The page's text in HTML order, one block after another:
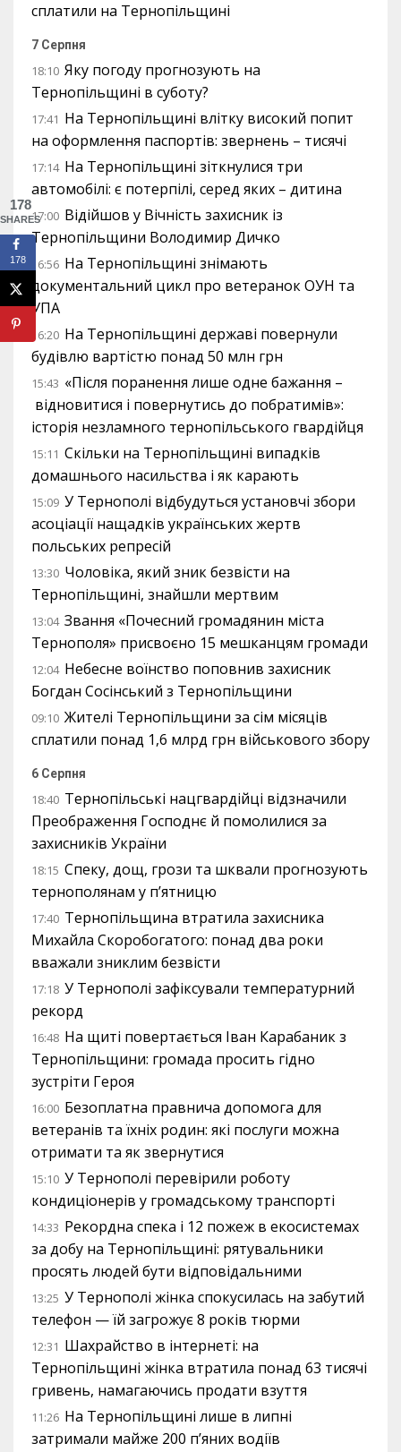
сплатили на Тернопільщині
7 Серпня
18:10 Яку погоду прогнозують на
Тернопільщині в суботу?
17:41 На Тернопільщині влітку високий попит
на оформлення паспортів: звернень – тисячі
17:14 На Тернопільщині зіткнулися три
автомобілі: є потерпілі, серед яких – дитина
17:00 Відійшов у Вічність захисник із
Тернопільщини Володимир Дичко
16:56 На Тернопільщині знімають
документальний цикл про ветеранок ОУН та
УПА
16:20 На Тернопільщині державі повернули
будівлю вартістю понад 50 млн грн
15:43 «Після поранення лише одне бажання –
відновитися і повернутись до побратимів»:
історія незламного тернопільського гвардійця
15:11 Скільки на Тернопільщині випадків
домашнього насильства і як карають
15:09 У Тернополі відбудуться установчі збори
асоціації нащадків українських жертв
польських репресій
13:30 Чоловіка, який зник безвісти на
Тернопільщині, знайшли мертвим
13:04 Звання «Почесний громадянин міста
Тернополя» присвоєно 15 мешканцям громади
12:04 Небесне воїнство поповнив захисник
Богдан Сосінський з Тернопільщини
09:10 Жителі Тернопільщини за сім місяців
сплатили понад 1,6 млрд грн військового збору
6 Серпня
18:40 Тернопільські нацгвардійці відзначили
Преображення Господнє й помолилися за
захисників України
18:15 Спеку, дощ, грози та шквали прогнозують
тернополянам у п’ятницю
17:40 Тернопільщина втратила захисника
Михайла Скоробогатого: понад два роки
вважали зниклим безвісти
17:18 У Тернополі зафіксували температурний
рекорд
16:48 На щиті повертається Іван Карабаник з
Тернопільщини: громада просить гідно
зустріти Героя
16:00 Безоплатна правнича допомога для
ветеранів та їхніх родин: які послуги можна
отримати та як звернутися
15:10 У Тернополі перевірили роботу
кондиціонерів у громадському транспорті
14:33 Рекордна спека і 12 пожеж в екосистемах
за добу на Тернопільщині: рятувальники
просять людей бути відповідальними
13:25 У Тернополі жінка спокусилась на забутий
телефон — їй загрожує 8 років тюрми
12:31 Шахрайство в інтернеті: на
Тернопільщині жінка втратила понад 63 тисячі
гривень, намагаючись продати взуття
11:26 На Тернопільщині лише в липні
затримали майже 200 п’яних водіїв
178
SHARES
178